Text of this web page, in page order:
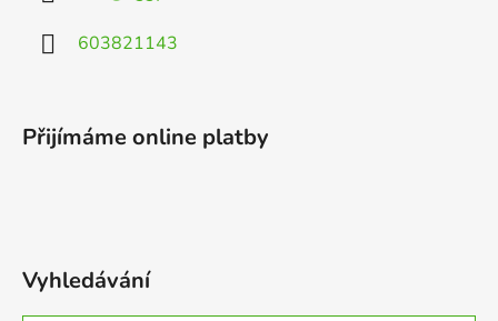
603821143
Přijímáme online platby
Vyhledávání